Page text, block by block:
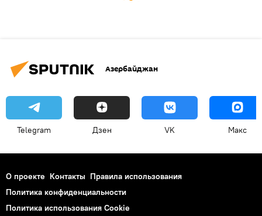
Азербайджан
Telegram Дзен VK Макс
О проекте Контакты Правила использования
Политика конфиденциальности
Политика использования Cookie